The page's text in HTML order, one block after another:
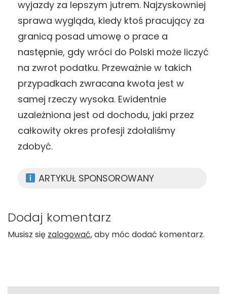
wyjazdy za lepszym jutrem. Najzyskowniej
sprawa wygląda, kiedy ktoś pracujący za
granicą posad umowę o prace a
następnie, gdy wróci do Polski może liczyć
na zwrot podatku. Przeważnie w takich
przypadkach zwracana kwota jest w
samej rzeczy wysoka. Ewidentnie
uzależniona jest od dochodu, jaki przez
całkowity okres profesji zdołaliśmy
zdobyć.
ARTYKUŁ SPONSOROWANY
Dodaj komentarz
Musisz się zalogować, aby móc dodać komentarz.